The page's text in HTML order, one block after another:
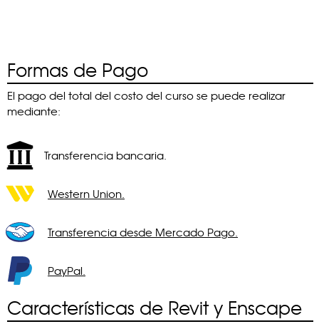
Formas de Pago
El pago del total del costo del curso se puede realizar
mediante:
Transferencia bancaria.
Western Union.
Transferencia desde Mercado Pago.
PayPal.
Características de Revit y Enscape